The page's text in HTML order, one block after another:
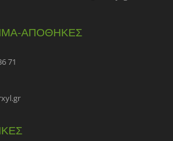
ΑΠΟΘΗΚΕΣ
71